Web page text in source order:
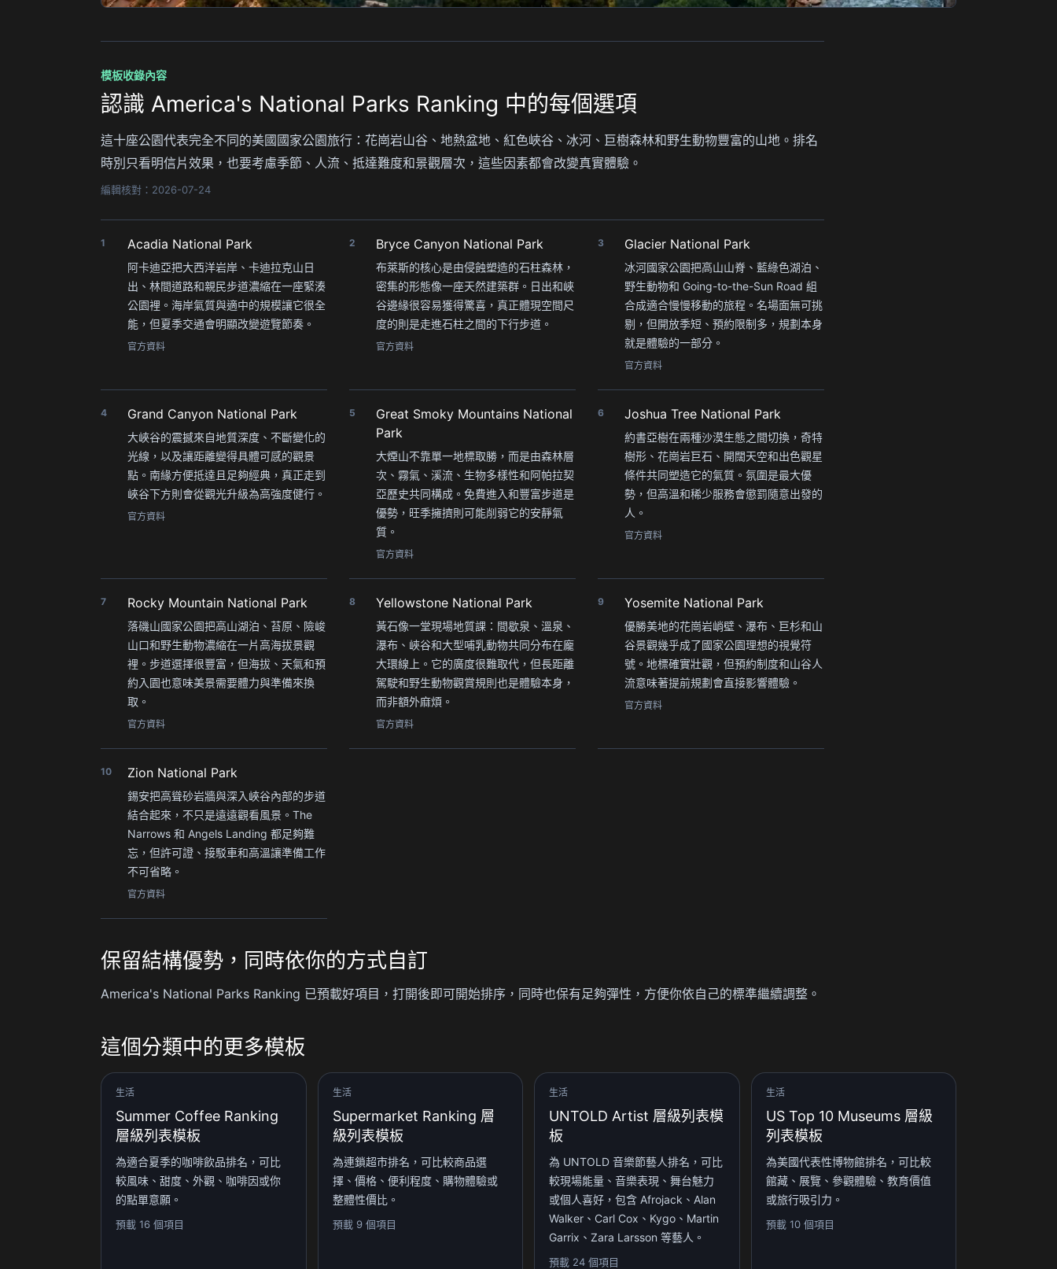
模板收錄內容
認識 America's National Parks Ranking 中的每個選項
這十座公園代表完全不同的美國國家公園旅行：花崗岩山谷、地熱盆地、紅色峽谷、冰河、巨樹森林和野生動物豐富的山地。排名
時別只看明信片效果，也要考慮季節、人流、抵達難度和景觀層次，這些因素都會改變真實體驗。
編輯核對：2026-07-24
1 Acadia National Park
阿卡迪亞把大西洋岩岸、卡迪拉克山日
出、林間道路和親民步道濃縮在一座緊湊
公園裡。海岸氣質與適中的規模讓它很全
能，但夏季交通會明顯改變遊覽節奏。
官方資料
2 Bryce Canyon National Park
布萊斯的核心是由侵蝕塑造的石柱森林，
密集的形態像一座天然建築群。日出和峽
谷邊緣很容易獲得驚喜，真正體現空間尺
度的則是走進石柱之間的下行步道。
官方資料
3 Glacier National Park
冰河國家公園把高山山脊、藍綠色湖泊、
野生動物和 Going-to-the-Sun Road 組
合成適合慢慢移動的旅程。名場面無可挑
剔，但開放季短、預約限制多，規劃本身
就是體驗的一部分。
官方資料
4 Grand Canyon National Park
大峽谷的震撼來自地質深度、不斷變化的
光線，以及讓距離變得具體可感的觀景
點。南緣方便抵達且足夠經典，真正走到
峽谷下方則會從觀光升級為高強度健行。
官方資料
5
Great Smoky Mountains National
Park
大煙山不靠單一地標取勝，而是由森林層
次、霧氣、溪流、生物多樣性和阿帕拉契
亞歷史共同構成。免費進入和豐富步道是
優勢，旺季擁擠則可能削弱它的安靜氣
質。
官方資料
6 Joshua Tree National Park
約書亞樹在兩種沙漠生態之間切換，奇特
樹形、花崗岩巨石、開闊天空和出色觀星
條件共同塑造它的氣質。氛圍是最大優
勢，但高溫和稀少服務會懲罰隨意出發的
人。
官方資料
7 Rocky Mountain National Park
落磯山國家公園把高山湖泊、苔原、險峻
山口和野生動物濃縮在一片高海拔景觀
裡。步道選擇很豐富，但海拔、天氣和預
約入園也意味美景需要體力與準備來換
取。
官方資料
8 Yellowstone National Park
黃石像一堂現場地質課：間歇泉、溫泉、
瀑布、峽谷和大型哺乳動物共同分布在龐
大環線上。它的廣度很難取代，但長距離
駕駛和野生動物觀賞規則也是體驗本身，
而非額外麻煩。
官方資料
9 Yosemite National Park
優勝美地的花崗岩峭壁、瀑布、巨杉和山
谷景觀幾乎成了國家公園理想的視覺符
號。地標確實壯觀，但預約制度和山谷人
流意味著提前規劃會直接影響體驗。
官方資料
10 Zion National Park
錫安把高聳砂岩牆與深入峽谷內部的步道
結合起來，不只是遠遠觀看風景。The
Narrows 和 Angels Landing 都足夠難
忘，但許可證、接駁車和高溫讓準備工作
不可省略。
官方資料
保留結構優勢，同時依你的方式自訂
America's National Parks Ranking 已預載好項目，打開後即可開始排序，同時也保有足夠彈性，方便你依自己的標準繼續調整。
這個分類中的更多模板
生活
Summer Coffee Ranking
層級列表模板
為適合夏季的咖啡飲品排名，可比
較風味、甜度、外觀、咖啡因或你
的點單意願。
預載 16 個項目
生活
Supermarket Ranking 層
級列表模板
為連鎖超市排名，可比較商品選
擇、價格、便利程度、購物體驗或
整體性價比。
預載 9 個項目
生活
UNTOLD Artist 層級列表模
板
為 UNTOLD 音樂節藝人排名，可比
較現場能量、音樂表現、舞台魅力
或個人喜好，包含 Afrojack、Alan
Walker、Carl Cox、Kygo、Martin
Garrix、Zara Larsson 等藝人。
預載 24 個項目
生活
US Top 10 Museums 層級
列表模板
為美國代表性博物館排名，可比較
館藏、展覽、參觀體驗、教育價值
或旅行吸引力。
預載 10 個項目